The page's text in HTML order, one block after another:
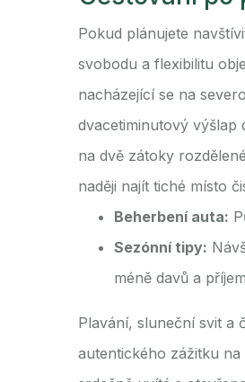
Pokud plánujete
svobodu a flexibilitu
nacházející se na
dvacetiminutový výšlap
na dvě zátoky
naději najít tiché místo
Beherbení auta:
Sezónní tipy:
méně davů a
Plavání, sluneční svit a
autentického zážitku